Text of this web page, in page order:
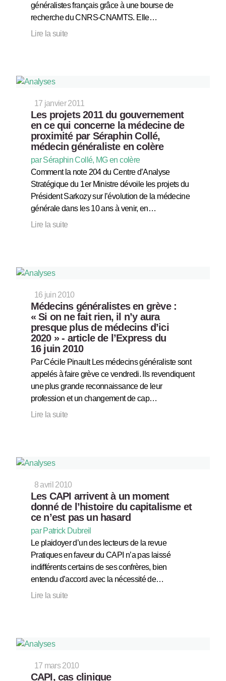
généralistes français grâce à une bourse de
recherche du CNRS-CNAMTS. Elle…
Lire la suite
17 janvier 2011
Les projets 2011 du gouvernement
en ce qui concerne la médecine de
proximité par Séraphin Collé,
médecin généraliste en colère
par Séraphin Collé, MG en colère
Comment la note 204 du Centre d’Analyse
Stratégique du 1er Ministre dévoile les projets du
Président Sarkozy sur l’évolution de la médecine
générale dans les 10 ans à venir, en…
Lire la suite
16 juin 2010
Médecins généralistes en grève :
« Si on ne fait rien, il n’y aura
presque plus de médecins d’ici
2020 » - article de l’Express du
16 juin 2010
Par Cécile Pinault Les médecins généraliste sont
appelés à faire grève ce vendredi. Ils revendiquent
une plus grande reconnaissance de leur
profession et un changement de cap…
Lire la suite
8 avril 2010
Les CAPI arrivent à un moment
donné de l’histoire du capitalisme et
ce n’est pas un hasard
par Patrick Dubreil
Le plaidoyer d’un des lecteurs de la revue
Pratiques en faveur du CAPI n’a pas laissé
indifférents certains de ses confrères, bien
entendu d’accord avec la nécessité de…
Lire la suite
17 mars 2010
CAPI, cas clinique